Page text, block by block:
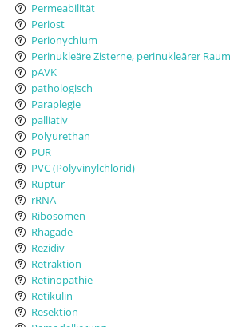
Permeabilität
Periost
Perionychium
Perinukleäre Zisterne, perinukleärer Raum
pAVK
pathologisch
Paraplegie
palliativ
Polyurethan
PUR
PVC (Polyvinylchlorid)
Ruptur
rRNA
Ribosomen
Rhagade
Rezidiv
Retraktion
Retinopathie
Retikulin
Resektion